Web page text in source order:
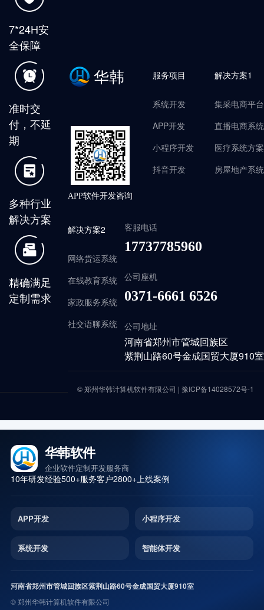
7*24H安
全保障
准时交
付，不延
期
多种行业
解决方案
精确满足
定制需求
华韩
APP软件开发咨询
服务项目
系统开发
APP开发
小程序开发
抖音开发
解决方案1
集采电商平台
直播电商系统
医疗系统方案
房屋地产系统
解决方案2
网络货运系统
在线教育系统
家政服务系统
社交语聊系统
客服电话
17737785960
公司座机
0371-6661 6526
公司地址
河南省郑州市管城回族区
紫荆山路60号金成国贸大厦910室
© 郑州华韩计算机软件有限公司 |豫ICP备14028572号-1
华韩软件
企业软件定制开发服务商
10年研发经验500+服务客户2800+上线案例
APP开发 小程序开发
系统开发 智能体开发
河南省郑州市管城回族区紫荆山路60号金成国贸大厦910室
© 郑州华韩计算机软件有限公司